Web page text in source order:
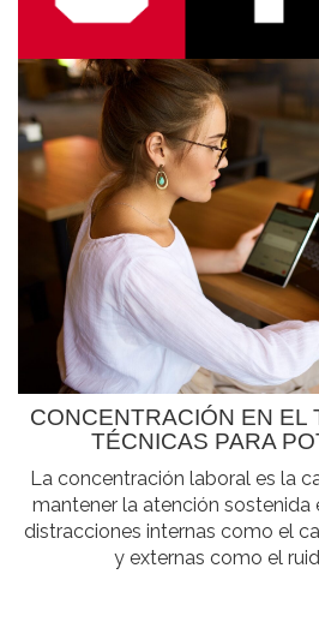
CONCENTRACIÓN EN EL
TÉCNICAS PARA
La concentración laboral es la
mantener la atención sostenida
distracciones internas como el
y externas como el